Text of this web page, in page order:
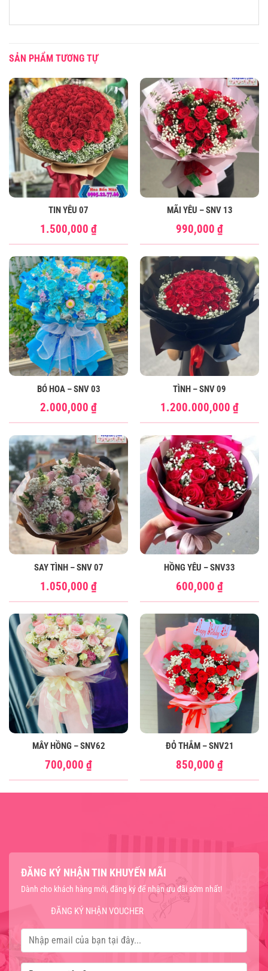
SẢN PHẨM TƯƠNG TỰ
TIN YÊU 07
1.500,000 ₫
MÃI YÊU – SNV 13
990,000 ₫
BÓ HOA – SNV 03
2.000,000 ₫
TÌNH – SNV 09
1.200.000,000 ₫
SAY TÌNH – SNV 07
1.050,000 ₫
HỒNG YÊU – SNV33
600,000 ₫
MÂY HỒNG – SNV62
700,000 ₫
ĐỎ THẮM – SNV21
850,000 ₫
ĐĂNG KÝ NHẬN TIN KHUYẾN MÃI
Dành cho khách hàng mới, đăng ký để nhận ưu đãi sớm nhất!
ĐĂNG KÝ NHẬN VOUCHER